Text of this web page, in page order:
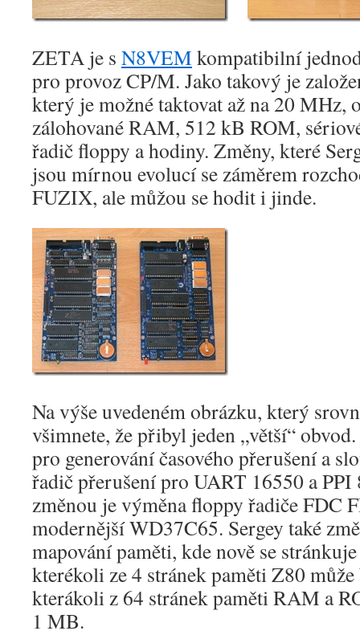
ZETA je s N8VEM kompatibilní
pro provoz CP/M. Jako takový je
který je možné taktovat až na 20 MHz,
zálohované RAM, 512 kB ROM,
řadič floppy a hodiny. Změny, které
jsou mírnou evolucí se záměrem
FUZIX, ale můžou se hodit i jinde.
Na výše uvedeném obrázku, který
všimnete, že přibyl jeden „větší“
pro generování časového přerušení a
řadič přerušení pro UART 16550 a PPI
změnou je výměna floppy řadiče FDC
modernější WD37C65. Sergey také
mapování paměti, kde nově se
kterékoli ze 4 stránek paměti Z80
kterákoli z 64 stránek paměti RAM a
1 MB.